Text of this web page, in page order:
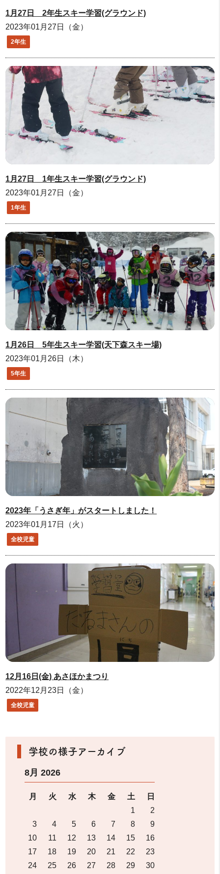
1月27日 2年生スキー学習(グラウンド)
2023年01月27日（金）
2年生
1月27日 1年生スキー学習(グラウンド)
2023年01月27日（金）
1年生
1月26日 5年生スキー学習(天下森スキー場)
2023年01月26日（木）
5年生
2023年「うさぎ年」がスタートしました！
2023年01月17日（火）
全校児童
12月16日(金) あさほかまつり
2022年12月23日（金）
全校児童
学校の様子アーカイブ
8月 2026
月 火 水 木 金 土
日
1
2
3
4 5 6 7 8
9
10
11 12 13 14 15
16
17
18 19 20 21 22
23
24
25 26 27 28 29
30